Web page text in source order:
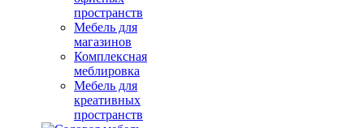
пространств
Мебель для
магазинов
Комплексная
меблировка
Мебель для
креативных
пространств